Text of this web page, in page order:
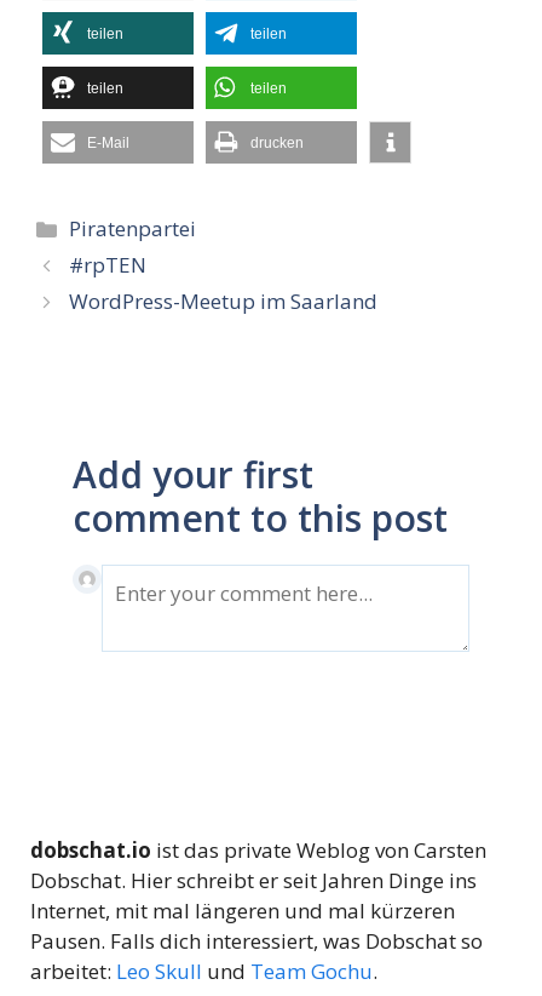
teilen teilen
teilen teilen
E-Mail drucken
Kategorien
Piratenpartei
#rpTEN
WordPress-Meetup im Saarland
Add your first
comment to this post
dobschat.io ist das private Weblog von Carsten
Dobschat. Hier schreibt er seit Jahren Dinge ins
Internet, mit mal längeren und mal kürzeren
Pausen. Falls dich interessiert, was Dobschat so
arbeitet: Leo Skull und Team Gochu.